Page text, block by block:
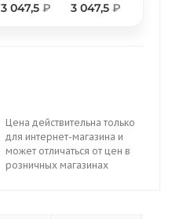
3 047,5 ₽ 3 047,5 ₽
Цена действительна только
для интернет-магазина и
может отличаться от цен в
розничных магазинах